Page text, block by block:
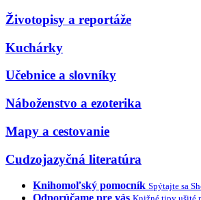
Životopisy a reportáže
Kuchárky
Učebnice a slovníky
Náboženstvo a ezoterika
Mapy a cestovanie
Cudzojazyčná literatúra
Knihomoľský pomocník Spýtajte sa